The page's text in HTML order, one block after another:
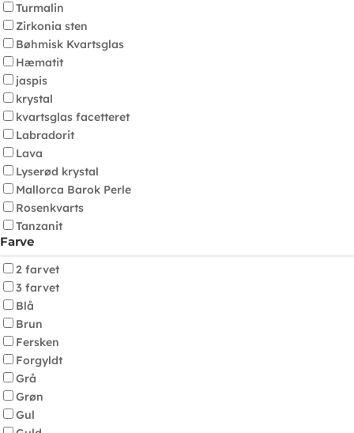
Turmalin
Zirkonia sten
Bøhmisk Kvartsglas
Hæmatit
jaspis
krystal
kvartsglas facetteret
Labradorit
Lava
Lyserød krystal
Mallorca Barok Perle
Rosenkvarts
Tanzanit
Farve
2 farvet
3 farvet
Blå
Brun
Fersken
Forgyldt
Grå
Grøn
Gul